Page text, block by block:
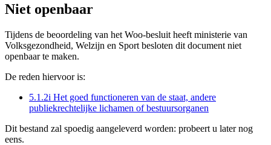
Niet openbaar
Tijdens de beoordeling van het Woo-besluit heeft ministerie van
Volksgezondheid, Welzijn en Sport besloten dit document niet
openbaar te maken.
De reden hiervoor is:
5.1.2i Het goed functioneren van de staat, andere
publiekrechtelijke lichamen of bestuursorganen
Dit bestand zal spoedig aangeleverd worden: probeert u later nog
eens.